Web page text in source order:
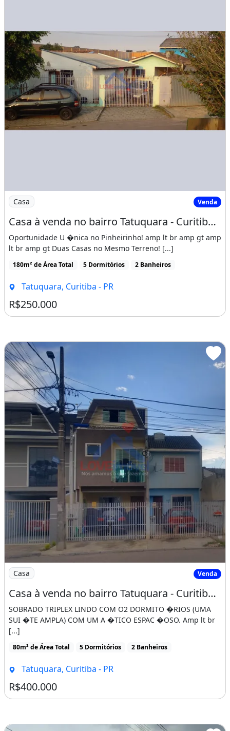
Imagem: Casa à venda no bairro Tatuquara - Curitiba/PR
Casa Venda
Casa à venda no bairro Tatuquara - Curitiba/PR
Oportunidade U �nica no Pinheirinho! amp lt br amp gt amp
lt br amp gt Duas Casas no Mesmo Terreno! [...]
180m² de Área Total 5 Dormitórios 2 Banheiros
Tatuquara, Curitiba - PR
R$250.000
Imagem: Casa à venda no bairro Tatuquara - Curitiba/PR
Casa Venda
Casa à venda no bairro Tatuquara - Curitiba/PR
SOBRADO TRIPLEX LINDO COM O2 DORMITO �RIOS (UMA
SUI �TE AMPLA) COM UM A �TICO ESPAC �OSO. Amp lt br
[...]
80m² de Área Total 5 Dormitórios 2 Banheiros
Tatuquara, Curitiba - PR
R$400.000